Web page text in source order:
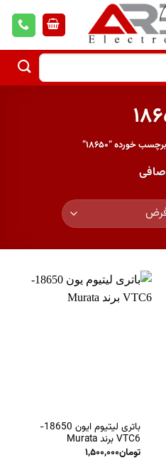
خورده “۱۸۶۵۰”
صافی
باتری لیتیوم ایون 18650-
VTC6 برند Murata
تومان۱,۵۰۰,۰۰۰